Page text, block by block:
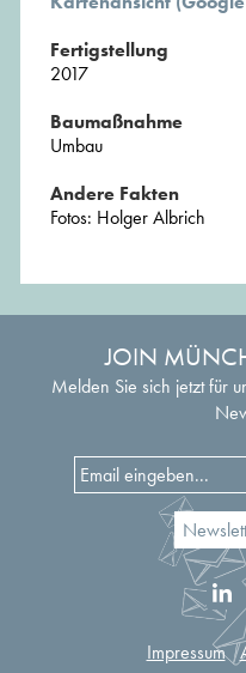
Fertigstellung
2017
Baumaßnahme
Umbau
Andere Fakten
Fotos: Holger Albrich
JOIN
Melden Sie sich jetzt für
Impressum